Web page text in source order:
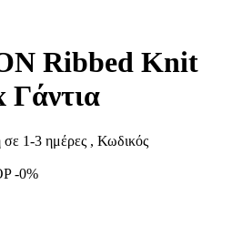
Ribbed Knit
Γάντια
1-3 ημέρες , Κωδικός
-0%